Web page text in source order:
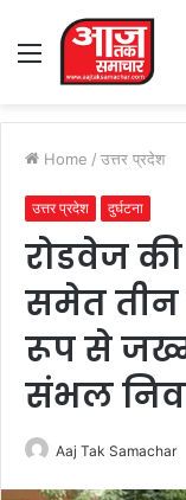
Menu
Home / उत्तर प्रदेश
उत्तर प्रदेश दुर्घटना
रोडवेज
समेत तीन
रूप से
संभल
Aaj Tak Samachar